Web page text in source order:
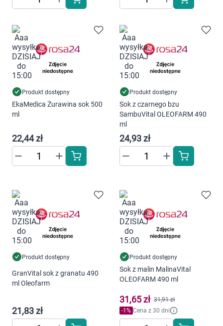
Produkt dostępny
EkaMedica Żurawina sok 500
ml
22,44 zł
Produkt dostępny
Sok z czarnego bzu
SambuVital OLEOFARM 490
ml
24,93 zł
Produkt dostępny
GranVital sok z granatu 490
ml Oleofarm
21,83 zł
Produkt dostępny
Sok z malin MalinaVital
OLEOFARM 490 ml
31,65 zł 31,91 zł
-1 % Cena z 30 dni